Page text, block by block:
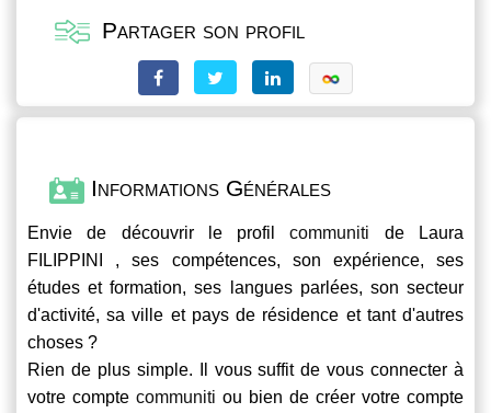
Partager son profil
Informations Générales
Envie de découvrir le profilcommuniti de Laura
FILIPPINI , ses compétences, son expérience, ses
études et formation, ses langues parlées, son secteur
d'activité, sa ville et pays de résidence et tant d'autres
choses ?
Rien de plus simple. Il vous suffit de vous connecter à
votre compte communiti ou bien de créer votre compte